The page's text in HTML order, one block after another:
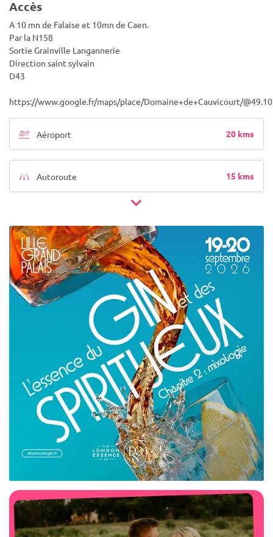
Accès
A 10 mn de Falaise et 10mn de Caen.
Par la N158
Sortie Grainville Langannerie
Direction saint sylvain
D43
https://www.google.fr/maps/place/Domaine+de+Cauvicourt/
Aéroport 20 kms
Autoroute 15 kms